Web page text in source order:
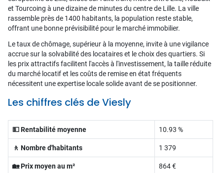
et Tourcoing à une dizaine de minutes du centre de Lille. La ville
rassemble près de 1400 habitants, la population reste stable,
offrant une bonne prévisibilité pour le marché immobilier.
Le taux de chômage, supérieur à la moyenne, invite à une vigilance
accrue sur la solvabilité des locataires et le choix des quartiers. Si
les prix attractifs facilitent l'accès à l'investissement, la taille réduite
du marché locatif et les coûts de remise en état fréquents
nécessitent une expertise locale solide avant de se positionner.
Les chiffres clés de Viesly
💵 Rentabilité moyenne 10.93 %
🚶 Nombre d'habitants 1 379
🏡 Prix moyen au m² 864 €